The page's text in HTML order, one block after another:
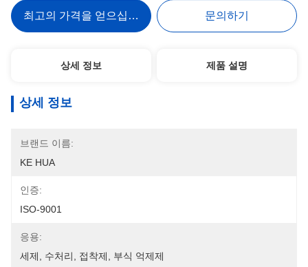
최고의 가격을 얻으십시오 문의하기
상세 정보 제품 설명
상세 정보
브랜드 이름:
KE HUA
인증:
ISO-9001
응용:
세제, 수처리, 접착제, 부식 억제제